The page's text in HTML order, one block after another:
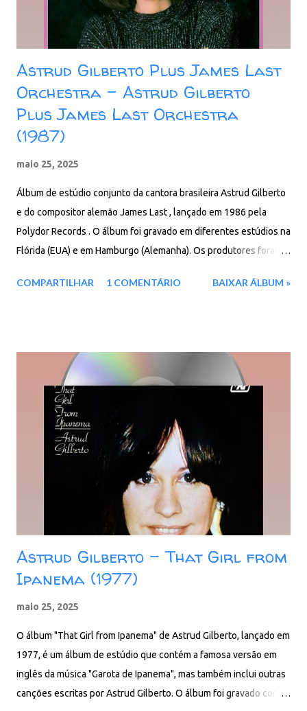
Astrud Gilberto Plus James Last
Orchestra – Astrud Gilberto
Plus James Last Orchestra
(1987)
maio 25, 2025
Álbum de estúdio conjunto da cantora brasileira Astrud Gilberto
e do compositor alemão James Last , lançado em 1986 pela
Polydor Records . O álbum foi gravado em diferentes estúdios na
Flórida (EUA) e em Hamburgo (Alemanha). Os produtores foram
Nothin' Without You 03. Champagne And Caviar 04. Listen To
REMASTERIZADO MEGA - Yandex - Google Drive - Proton Drive -
Pixeldrain
COMPARTILHAR 1 COMENTÁRIO BAIXAR ÁLBUM »
Astrud Gilberto - That Girl from
Ipanema (1977)
maio 25, 2025
O álbum "That Girl from Ipanema" de Astrud Gilberto, lançado em
1977, é um álbum de estúdio que contém a famosa versão em
inglês da música "Garota de Ipanema", mas também inclui outras
canções escritas por Astrud Gilberto. O álbum foi gravado com